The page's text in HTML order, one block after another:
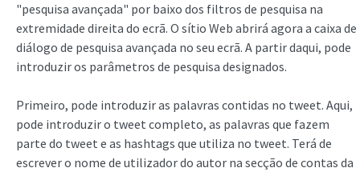
"pesquisa avançada" por baixo dos filtros de pesquisa na
extremidade direita do ecrã. O sítio Web abrirá agora a caixa de
diálogo de pesquisa avançada no seu ecrã. A partir daqui, pode
introduzir os parâmetros de pesquisa designados.
Primeiro, pode introduzir as palavras contidas no tweet. Aqui,
pode introduzir o tweet completo, as palavras que fazem
parte do tweet e as hashtags que utiliza no tweet. Terá de
escrever o nome de utilizador do autor na secção de contas da